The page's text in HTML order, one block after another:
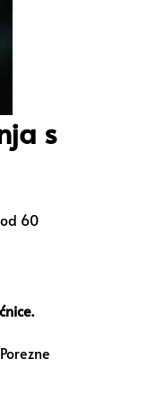
s
60